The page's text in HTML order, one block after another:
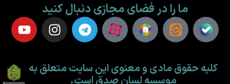
ما را در فضای مجازی دنبال کنید
کلیه حقوق مادی و معنوی این سایت متعلق به